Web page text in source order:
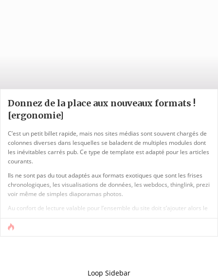
Donnez de la place aux nouveaux formats !
[ergonomie]
C’est un petit billet rapide, mais nos sites médias sont souvent chargés de
colonnes diverses dans lesquelles se baladent de multiples modules dont
les inévitables carrés pub. Ce type de template est adapté pour les articles
courants.
Ils ne sont pas du tout adaptés aux formats exotiques que sont les frises
chronologiques, les visualisations de données, les webdocs, thinglink, prezi
voir même de simples diaporamas photos.
Au confort de lecture valable pour l’ensemble du site doit s’ajouter alors le
plaisir de la prise en main pour ces modes de narration. Sinon les lecteurs
se trouvent face a un « truc » tout coincé entre de multiples modules qui [...]
Loop Sidebar